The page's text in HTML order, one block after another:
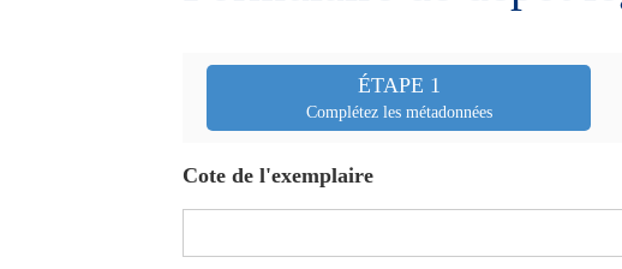
ÉTAPE 1
Complétez les métadonnées
Cote de l'exemplaire